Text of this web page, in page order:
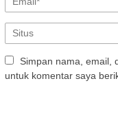
Simpan nama, email,
untuk komentar saya